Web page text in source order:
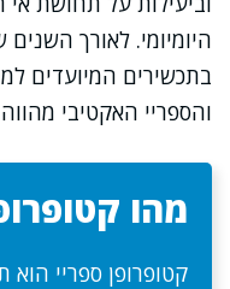
היומיומי. לאורך
בתכשירים המיועדים
והספריי האקטיבי
מהו
קטופרופן ספריי הוא